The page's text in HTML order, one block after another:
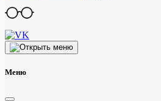
Меню